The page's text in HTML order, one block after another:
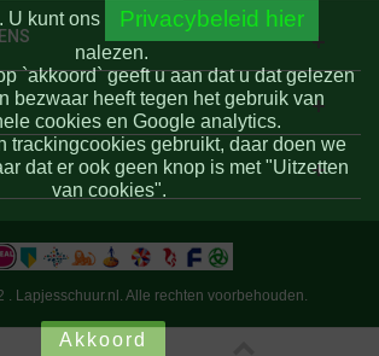
U kunt ons Privacybeleid hier
nalezen.
`akkoord` geeft u aan dat u dat gelezen
bezwaar heeft tegen het gebruik van
cookies en Google analytics.
trackingcookies gebruikt, daar doen we
dat er ook geen knop is met "Uitzetten
van cookies".
Akkoord
. Lapjesschuur.nl. Alle rechten voorbehouden.